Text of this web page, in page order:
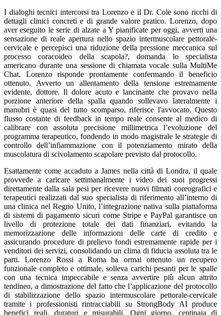
I dialoghi tecnici intercorsi tra Lorenzo e il Dr. Cole sono ricchi di
dettagli clinici concreti e di grande valore pratico. Lorenzo, dopo
aver eseguito le serie di alzate a Y pianificate per oggi, avverti una
sensazione di reale apertura nello spazio intermuscolare pettorale-
cervicale e percepisci una riduzione della pressione meccanica sul
processo coracoideo della scapola?, domanda lo specialista
americano durante una sessione di chiamata vocale sulla MultiMe
Chat. Lorenzo risponde prontamente confermando il beneficio
ottenuto. Avverto un allentamento della tensione estremamente
evidente, dottore. Il dolore acuto e lancinante che provavo nella
porzione anteriore della spalla quando sollevavo lateralmente i
manubri è quasi del tutto scomparso, riferisce l'avvocato. Questo
flusso costante di feedback in tempo reale consente al medico di
calibrare con assoluta precisione millimetrica l’evoluzione del
programma terapeutico, fondendo in modo magistrale le strategie di
controllo dell’infiammazione con il potenziamento mirato della
muscolatura di scivolamento scapolare previsto dal protocollo.
Esattamente come accaduto a James nella città di Londra, il quale
provvede a caricare settimanalmente i video dei suoi progressi
direttamente dalla sala pesi per ricevere nuovi filmati coreografici e
terapeutici realizzati dal suo specialista di riferimento all’interno di
una clinica nel Regno Unito, l’integrazione nativa sulla piattaforma
di sistemi di pagamento sicuri come Stripe e PayPal garantisce un
livello di protezione totale dei dati finanziari, evitando la
memorizzazione delle informazioni delle carte di credito e
assicurando procedure di prelievo fondi estremamente rapide per i
venditori dei servizi, consolidando un clima di fiducia assoluta tra le
parti. Lorenzo Rossi a Roma ha ormai ottenuto un recupero
funzionale completo e ottimale, solleva carichi pesanti per le spalle
con una tecnica impeccabile e senza avvertire più alcun attrito
tendineo, a dimostrazione del fatto che l’applicazione del protocollo
di stabilizzazione dello spazio intermuscolare pettorale-cervicale
tramite i professionisti rintracciabili su StrongBody AI produce
benefici reali, duraturi e misurabili. Ogni giorno, centinaia di